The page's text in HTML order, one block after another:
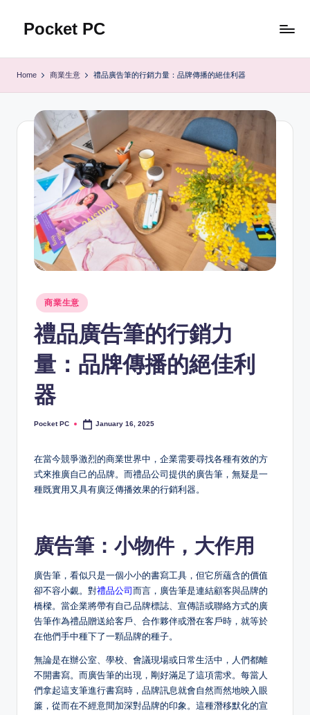
Pocket PC
Home 商業生意 禮品廣告筆的行銷力量：品牌傳播的絕佳利器
Posted
in
商業生意
禮品廣告筆的行銷力
量：品牌傳播的絕佳利
器
Posted
Pocket PC January 16, 2025
在當今競爭激烈的商業世界中，企業需要尋找各種有效的方
式來推廣自己的品牌。而禮品公司提供的廣告筆，無疑是一
種既實用又具有廣泛傳播效果的行銷利器。
廣告筆：小物件，大作用
廣告筆，看似只是一個小小的書寫工具，但它所蘊含的價值
卻不容小覷。對禮品公司 而言，廣告筆是連結顧客與品牌的
橋樑。當企業將帶有自己品牌標誌、宣傳語或聯絡方式的廣
告筆作為禮品贈送給客戶、合作夥伴或潛在客戶時，就等於
在他們手中種下了一顆品牌的種子。
無論是在辦公室、學校、會議現場或日常生活中，人們都離
不開書寫。而廣告筆的出現，剛好滿足了這項需求。每當人
們拿起這支筆進行書寫時，品牌訊息就會自然而然地映入眼
簾，從而在不經意間加深對品牌的印象。這種潛移默化的宣